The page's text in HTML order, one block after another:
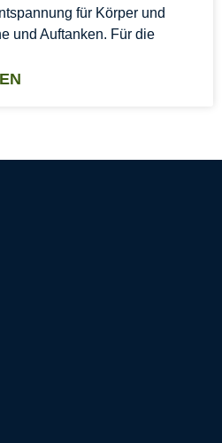
für Körper und
und Auftanken. Für die